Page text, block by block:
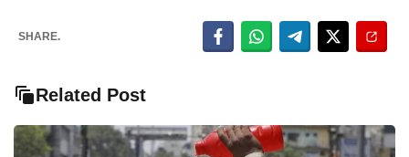
SHARE.
Related Post